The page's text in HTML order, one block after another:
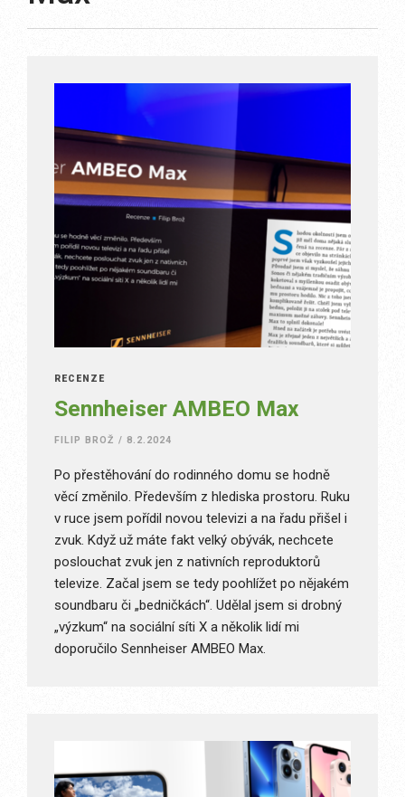
RECENZE
Sennheiser AMBEO Max
FILIP BROŽ / 8.2.2024
Po přestěhování do rodinného domu se hodně
věcí změnilo. Především z hlediska prostoru. Ruku
v ruce jsem pořídil novou televizi a na řadu přišel i
zvuk. Když už máte fakt velký obývák, nechcete
poslouchat zvuk jen z nativních reproduktorů
televize. Začal jsem se tedy poohlížet po nějakém
soundbaru či „bedničkách“. Udělal jsem si drobný
„výzkum“ na sociální síti X a několik lidí mi
doporučilo Sennheiser AMBEO Max.